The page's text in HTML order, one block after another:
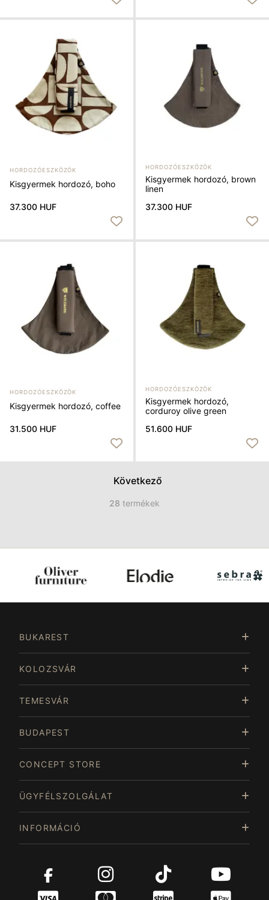
HORDOZÓESZKÖZÖK
Kisgyermek hordozó, boho
37.300 HUF
HORDOZÓESZKÖZÖK
Kisgyermek hordozó, brown
linen
37.300 HUF
HORDOZÓESZKÖZÖK
Kisgyermek hordozó, coffee
31.500 HUF
HORDOZÓESZKÖZÖK
Kisgyermek hordozó,
corduroy olive green
51.600 HUF
Következő
28 termékek
Item
BUKAREST
KOLOZSVÁR
TEMESVÁR
BUDAPEST
CONCEPT STORE
ÜGYFÉLSZOLGÁLAT
INFORMÁCIÓ